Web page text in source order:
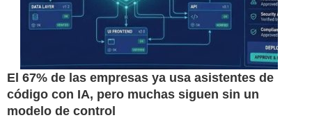
El 67% de las empresas ya usa asistentes de
código con IA, pero muchas siguen sin un
modelo de control